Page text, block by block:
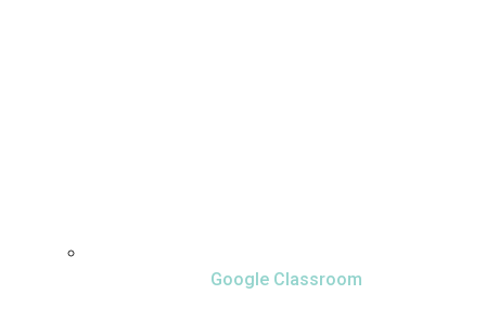
Google Classroom